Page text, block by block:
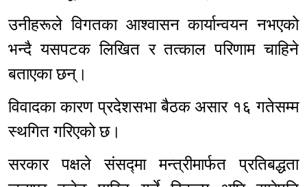
उनीहरूले विगतका आश्वासन कार्यान्वयन नभएको
भन्दै यसपटक लिखित र तत्काल परिणाम चाहिने
बताएका छन्।
विवादका कारण प्रदेशसभा बैठक असार १६ गतेसम्म
स्थगित गरिएको छ।
सरकार पक्षले संसद्मा मन्त्रीमार्फत प्रतिबद्धता